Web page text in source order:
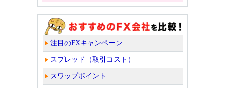
注目のFXキャンペーン
スプレッド（取引コスト）
スワップポイント